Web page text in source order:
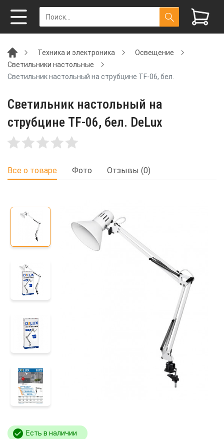
Техника и электроника
Освещение
Светильники настольные
Светильник настольный на струбцине TF-06, бел.
Светильник настольный на
струбцине TF-06, бел. DeLux
Все о товаре Фото Отзывы (0)
Есть в наличии